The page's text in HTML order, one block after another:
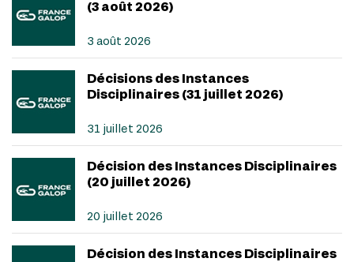
(3 août 2026)
3 août 2026
Décisions des Instances
Disciplinaires (31 juillet 2026)
31 juillet 2026
Décision des Instances Disciplinaires
(20 juillet 2026)
20 juillet 2026
Décision des Instances Disciplinaires